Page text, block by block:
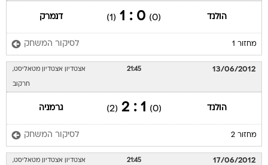
הולנד (0)
0 : 1
(1) דנמרק
מחזור 1 לסיקור המשחק
13/06/2012
21:45 אצטדיון אצטדיון מטאליסט,
חרקוב
הולנד (0)
1 : 2
(2) גרמניה
מחזור 2 לסיקור המשחק
17/06/2012
21:45 אצטדיון אצטדיון מטאליסט,